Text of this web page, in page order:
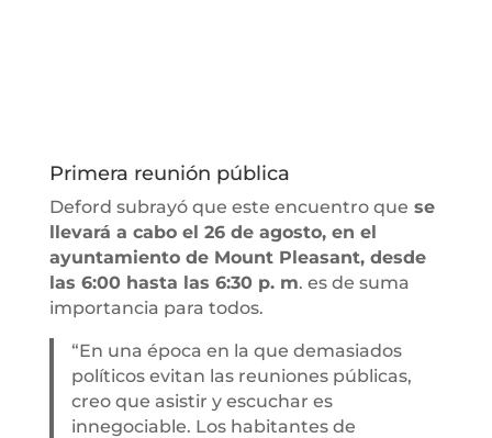
Primera reunión pública
Deford subrayó que este encuentro que se
llevará a cabo el 26 de agosto, en el
ayuntamiento de Mount Pleasant, desde
las 6:00 hasta las 6:30 p. m. es de suma
importancia para todos.
“En una época en la que demasiados
políticos evitan las reuniones públicas,
creo que asistir y escuchar es
innegociable. Los habitantes de